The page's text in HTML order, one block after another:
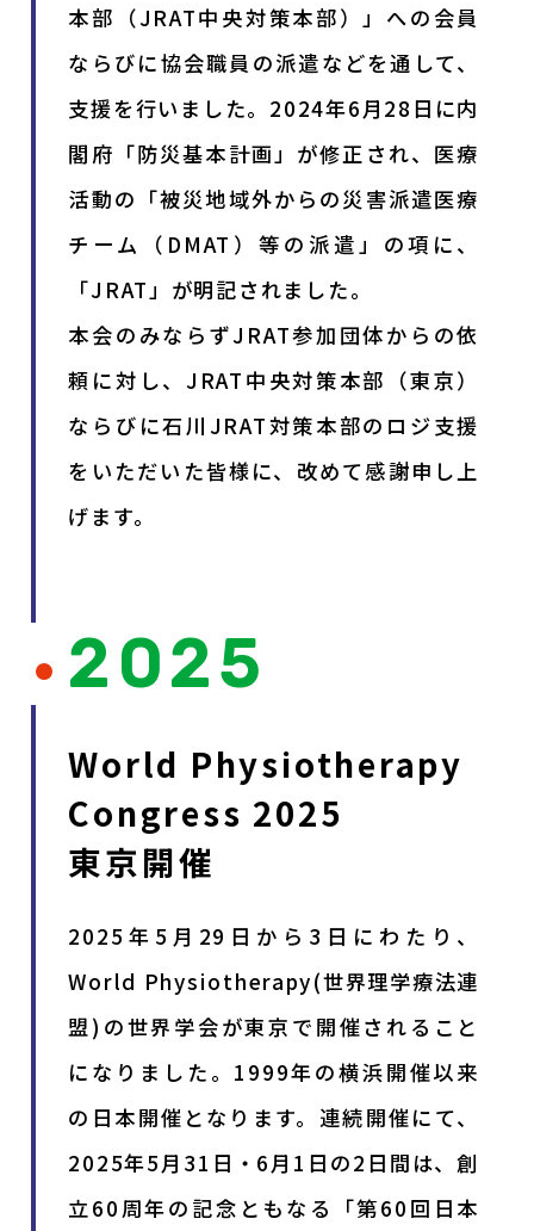
本部（JRAT中央対策本部）」への会員
ならびに協会職員の派遣などを通して、
支援を行いました。2024年6月28日に内
閣府「防災基本計画」が修正され、医療
活動の「被災地域外からの災害派遣医療
チーム（DMAT）等の派遣」の項に、
「JRAT」が明記されました。
本会のみならずJRAT参加団体からの依
頼に対し、JRAT中央対策本部（東京）
ならびに石川JRAT対策本部のロジ支援
をいただいた皆様に、改めて感謝申し上
げます。
2025
World Physiotherapy
Congress 2025
東京開催
2025年5月29日から3日にわたり、
World Physiotherapy(世界理学療法連
盟)の世界学会が東京で開催されること
になりました。1999年の横浜開催以来
の日本開催となります。連続開催にて、
2025年5月31日・6月1日の2日間は、創
立60周年の記念ともなる「第60回日本